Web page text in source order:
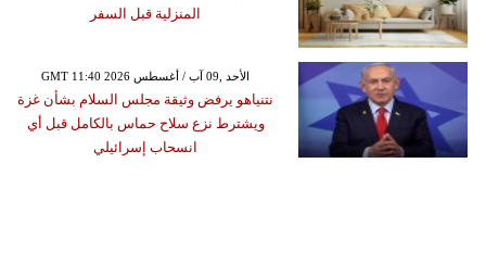
المنزلية قبل السفر
GMT 11:40 2026 الأحد ,09 آب / أغسطس
نتنياهو يرفض وثيقة مجلس السلام بشأن غزة
ويشترط نزع سلاح حماس بالكامل قبل أي
انسحاب إسرائيلي